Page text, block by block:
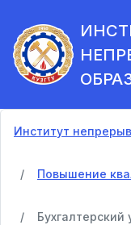
Институт
Повышение
Бухгалтерский